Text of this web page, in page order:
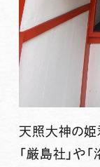
天照大神の姫
「厳島社」や